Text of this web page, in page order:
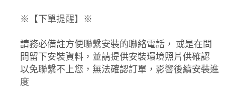
※【下單提醒】※
請務必備註方便聯繫安裝的聯絡電話， 或是在問
問留下安裝資料，並請提供安裝環境照片供確認
以免聯繫不上您，無法確認訂單，影響後續安裝進
度